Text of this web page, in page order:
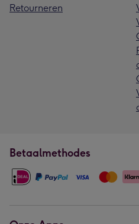
Retourneren
Betaalmethodes